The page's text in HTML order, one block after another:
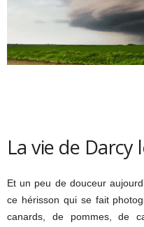
La vie de Darcy
Et un peu de douceur
ce hérisson qui se fait
canards, de pommes, de